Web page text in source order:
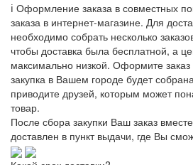
ℹ️ Оформление заказа в совместных
заказа в интернет-магазине. Для
необходимо собрать несколько
чтобы доставка была бесплатной, а
максимально низкой. Оформите заказ
закупка в Вашем городе будет
приводите друзей, которым может
товар.
После сбора закупки Ваш заказ
доставлен в пункт выдачи, где Вы